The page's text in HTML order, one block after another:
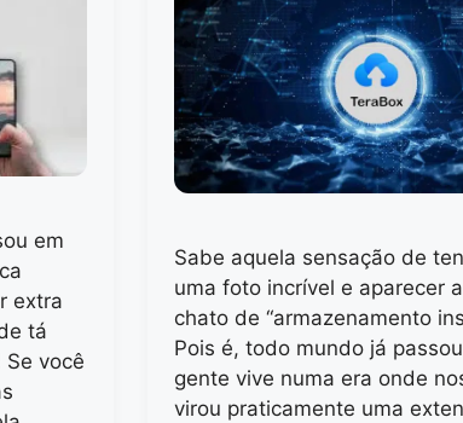
em
extra
tá
você
Sabe aquela sensação de
uma foto incrível e aparecer
chato de “armazenamento
Pois é, todo mundo já
gente vive numa era onde
virou praticamente uma